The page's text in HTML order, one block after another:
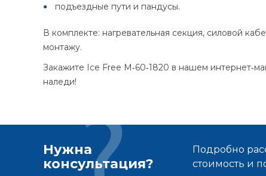
подъездные пути и пандусы.
В комплекте: нагревательная секция, силовой
монтажу.
Закажите Ice Free М‑60‑1820 в нашем
наледи!
Нужна
консультация?
Подробно
стоимость и